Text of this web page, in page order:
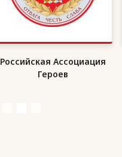
Российская Ассоциация
Героев